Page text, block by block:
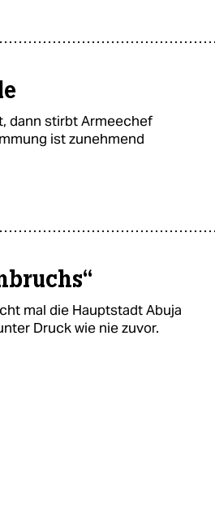
dann stirbt Armeechef
ist zunehmend
mal die Hauptstadt Abuja
Druck wie nie zuvor.